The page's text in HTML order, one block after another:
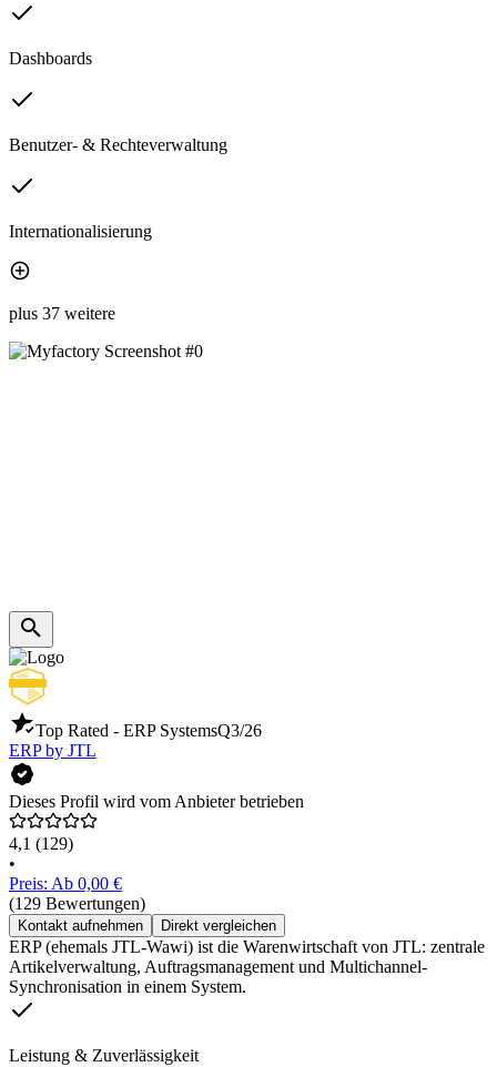
Dashboards
Benutzer- & Rechteverwaltung
Internationalisierung
plus 37 weitere
Top Rated - ERP SystemsQ3/26
ERP by JTL
Dieses Profil wird vom Anbieter betrieben
4,1 (129)
•
Preis: Ab 0,00 €
(129 Bewertungen)
Kontakt aufnehmen Direkt vergleichen
ERP (ehemals JTL-Wawi) ist die Warenwirtschaft von JTL: zentrale
Artikelverwaltung, Auftragsmanagement und Multichannel-
Synchronisation in einem System.
Leistung & Zuverlässigkeit